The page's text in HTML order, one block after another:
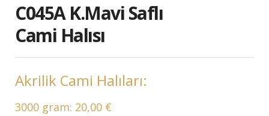
C045A K.Mavi Saflı
Cami Halısı
Akrilik Cami Halıları:
3000 gram: 20,00 €